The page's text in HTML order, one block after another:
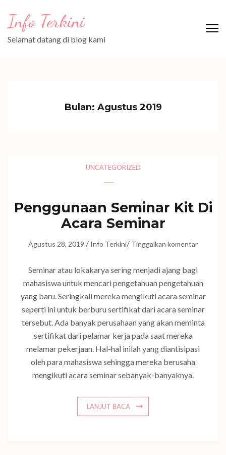
konten
(Tekan
Info Terkini
Selamat datang di blog kami
Bulan: Agustus 2019
UNCATEGORIZED
Penggunaan Seminar Kit Di
Acara Seminar
Agustus 28, 2019 / Info Terkini/ Tinggalkan komentar
Seminar atau lokakarya sering menjadi ajang bagi
mahasiswa untuk mencari pengetahuan pengetahuan
yang baru. Seringkali mereka mengikuti acara seminar
seperti ini untuk berburu sertifikat dari acara seminar
tersebut. Ada banyak perusahaan yang akan meminta
sertifikat dari pelamar kerja pada saat mereka
melamar pekerjaan. Hal-hal inilah yang diantisipasi
oleh para mahasiswa sehingga mereka berusaha
mengikuti acara seminar sebanyak-banyaknya.
LANJUT BACA